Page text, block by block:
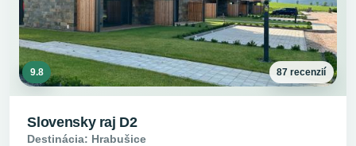
9.8 87 recenzií
Slovensky raj D2
Destinácia: Hrabušice